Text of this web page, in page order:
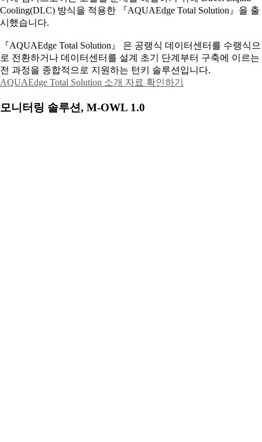
Cooling(DLC) 방식을 적용한 『AQUAEdge Total Solution』을 출
시했습니다.
『AQUAEdge Total Solution』 은 공랭식 데이터센터를 수랭식으
로 전환하거나 데이터센터를 설계 초기 단계부터 구축에 이르는
전 과정을 종합적으로 지원하는 턴키 솔루션입니다.
AQUAEdge Total Solution 소개 자료 확인하기
모니터링 솔루션, M-OWL 1.0